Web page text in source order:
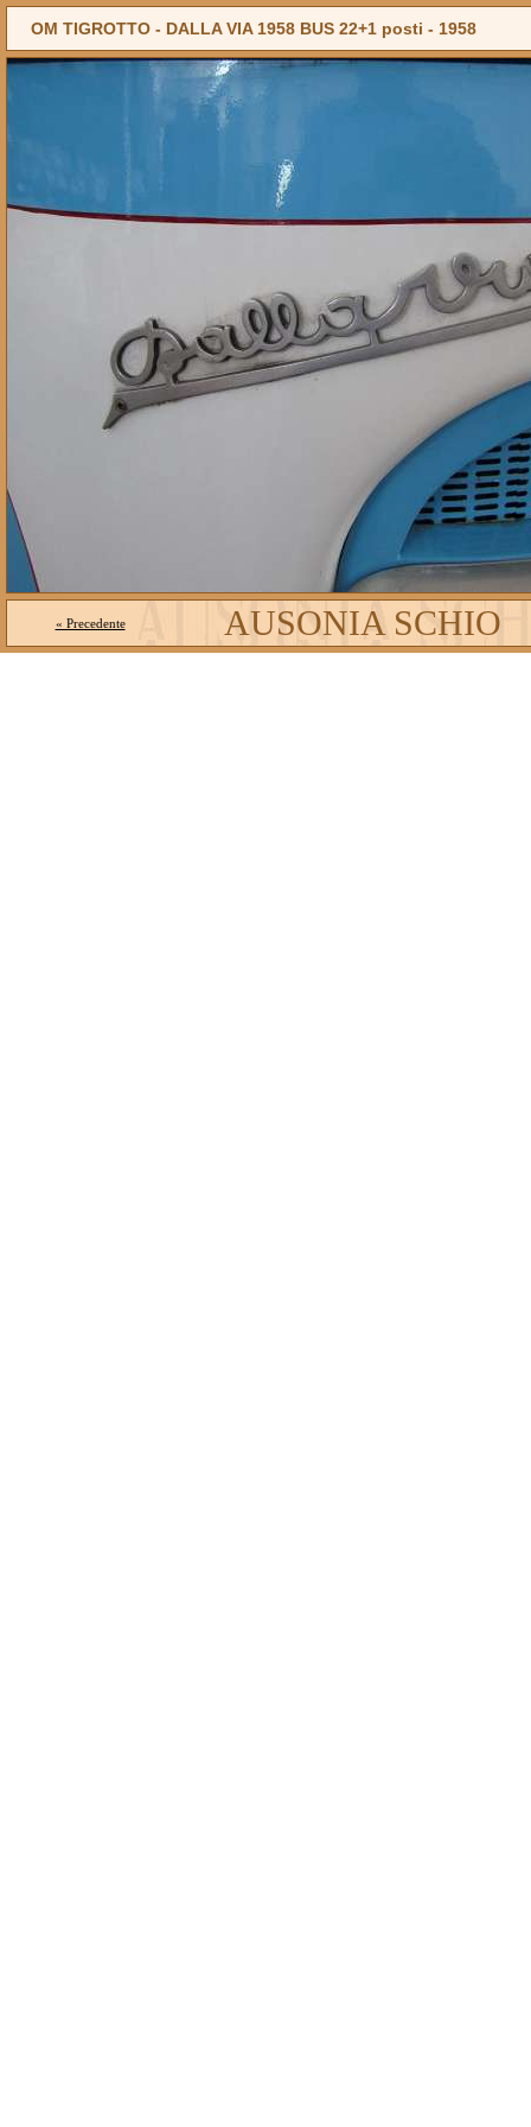
OM TIGROTTO - DALLA VIA 1958 BUS 22+1 posti - 1958
« Precedente AUSONIA SCHIO